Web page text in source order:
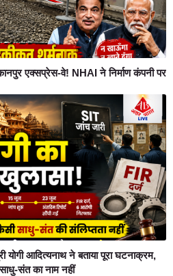
एक्सप्रेस-वे! NHAI ने निर्माण कंपनी पर
योगी आदित्यनाथ ने बताया पूरा घटनाक्रम,
संत का नाम नहीं